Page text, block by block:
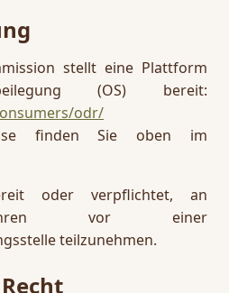
stellt eine Plattform
(OS) bereit:
odr/
finden Sie oben im
oder verpflichtet, an
vor einer
teilzunehmen.